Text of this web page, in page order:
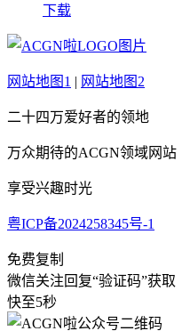
下载
网站地图1 | 网站地图2
二十四万爱好者的领地
万众期待的ACGN领域网站
享受兴趣时光
粤ICP备2024258345号-1
免费复制
微信关注回复“验证码”获取
快至5秒